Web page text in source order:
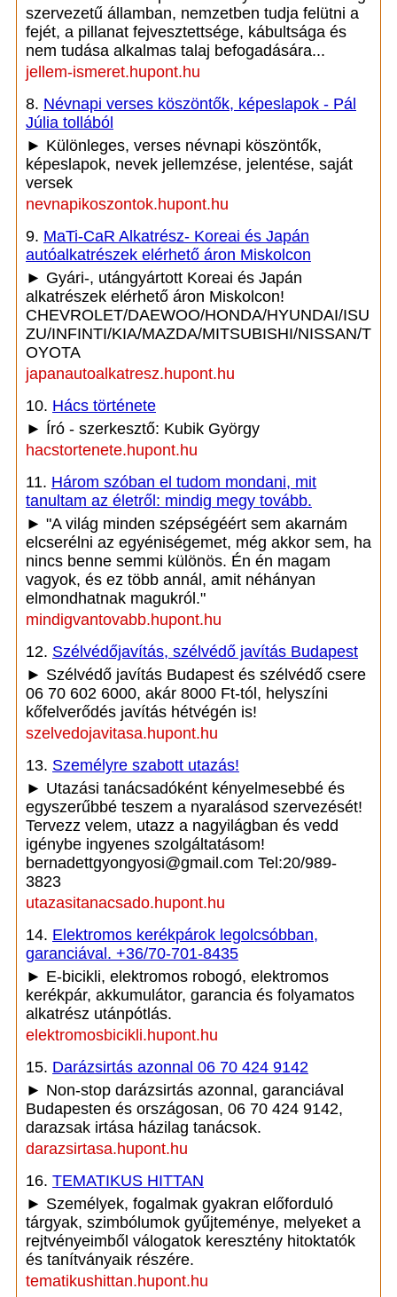
szervezetű államban, nemzetben tudja felütni a
fejét, a pillanat fejvesztettsége, kábultsága és
nem tudása alkalmas talaj befogadására...
jellem-ismeret.hupont.hu
8. Névnapi verses köszöntők, képeslapok - Pál
Júlia tollából
► Különleges, verses névnapi köszöntők,
képeslapok, nevek jellemzése, jelentése, saját
versek
nevnapikoszontok.hupont.hu
9. MaTi-CaR Alkatrész- Koreai és Japán
autóalkatrészek elérhető áron Miskolcon
► Gyári-, utángyártott Koreai és Japán
alkatrészek elérhető áron Miskolcon!
CHEVROLET/DAEWOO/HONDA/HYUNDAI/ISU
ZU/INFINTI/KIA/MAZDA/MITSUBISHI/NISSAN/T
OYOTA
japanautoalkatresz.hupont.hu
10. Hács története
► Író - szerkesztő: Kubik György
hacstortenete.hupont.hu
11. Három szóban el tudom mondani, mit
tanultam az életről: mindig megy tovább.
► "A világ minden szépségéért sem akarnám
elcserélni az egyéniségemet, még akkor sem, ha
nincs benne semmi különös. Én én magam
vagyok, és ez több annál, amit néhányan
elmondhatnak magukról."
mindigvantovabb.hupont.hu
12. Szélvédőjavítás, szélvédő javítás Budapest
► Szélvédő javítás Budapest és szélvédő csere
06 70 602 6000, akár 8000 Ft-tól, helyszíni
kőfelverődés javítás hétvégén is!
szelvedojavitasa.hupont.hu
13. Személyre szabott utazás!
► Utazási tanácsadóként kényelmesebbé és
egyszerűbbé teszem a nyaralásod szervezését!
Tervezz velem, utazz a nagyilágban és vedd
igénybe ingyenes szolgáltatásom!
bernadettgyongyosi@gmail.com Tel:20/989-
3823
utazasitanacsado.hupont.hu
14. Elektromos kerékpárok legolcsóbban,
garanciával. +36/70-701-8435
► E-bicikli, elektromos robogó, elektromos
kerékpár, akkumulátor, garancia és folyamatos
alkatrész utánpótlás.
elektromosbicikli.hupont.hu
15. Darázsirtás azonnal 06 70 424 9142
► Non-stop darázsirtás azonnal, garanciával
Budapesten és országosan, 06 70 424 9142,
darazsak irtása házilag tanácsok.
darazsirtasa.hupont.hu
16. TEMATIKUS HITTAN
► Személyek, fogalmak gyakran előforduló
tárgyak, szimbólumok gyűjteménye, melyeket a
rejtvényeimből válogatok keresztény hitoktatók
és tanítványaik részére.
tematikushittan.hupont.hu